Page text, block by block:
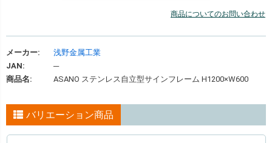
商品についてのお問い合わせ
メーカー:
浅野金属工業
JAN:
─
商品名:
ASANO ステンレス自立型サインフレーム H1200×W600
バリエーション商品